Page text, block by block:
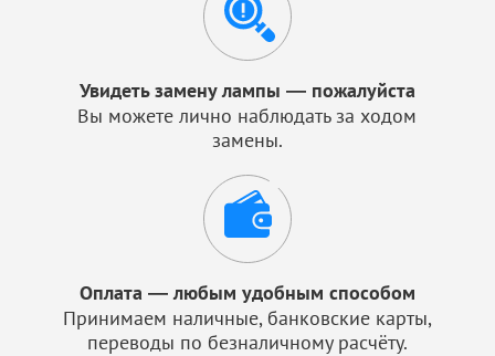
Увидеть замену лампы — пожалуйста
Вы можете лично наблюдать за ходом
замены.
Оплата — любым удобным способом
Принимаем наличные, банковские карты,
переводы по безналичному расчёту.